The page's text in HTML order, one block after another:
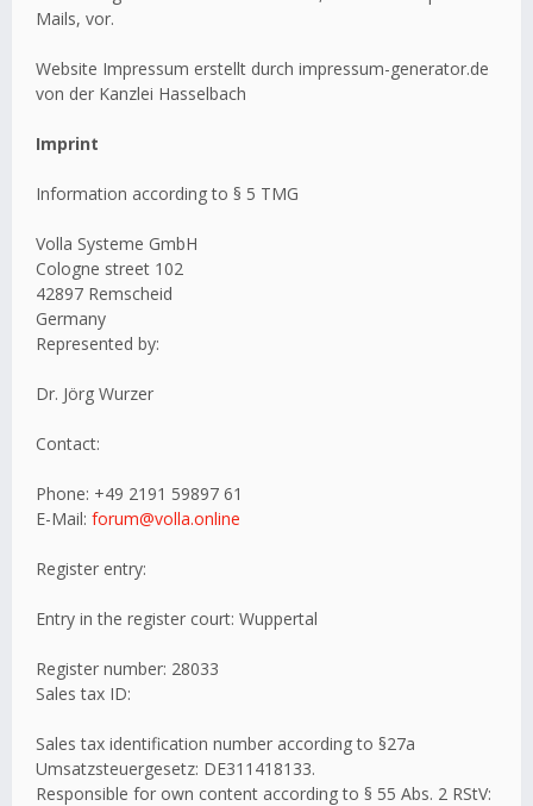
Mails, vor.
Website Impressum erstellt durch impressum-generator.de
von der Kanzlei Hasselbach
Imprint
Information according to § 5 TMG
Volla Systeme GmbH
Cologne street 102
42897 Remscheid
Germany
Represented by:
Dr. Jörg Wurzer
Contact:
Phone: +49 2191 59897 61
E-Mail: forum@volla.online
Register entry:
Entry in the register court: Wuppertal
Register number: 28033
Sales tax ID:
Sales tax identification number according to §27a
Umsatzsteuergesetz: DE311418133.
Responsible for own content according to § 55 Abs. 2 RStV: